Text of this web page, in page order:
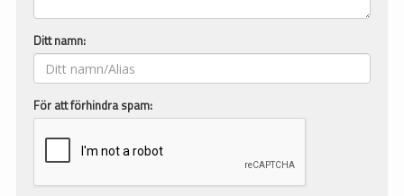
Ditt namn:
För att förhindra spam: